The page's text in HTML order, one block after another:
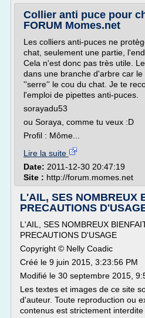
Collier anti puce pour
FORUM Momes.net
Les colliers anti-puces ne
chat, seulement une partie,
Cela n'est donc pas très utile.
dans une branche d'arbre car le
''serre'' le cou du chat. Je te
l'emploi de pipettes anti-puces.
sorayadu53
ou Soraya, comme tu veux :D
Profil : Môme...
Lire la suite
Date: 2011-12-30 20:47:19
Site : http://forum.momes.net
L'AIL, SES NOMBREUX
PRECAUTIONS
L'AIL, SES NOMBREUX
PRECAUTIONS D'USAGE
Copyright © Nelly Coadic
Créé le 9 juin 2015, 3:23:56 PM
Modifié le 30 septembre 2015,
Les textes et images de ce site
d'auteur. Toute reproduction ou
contenus est strictement